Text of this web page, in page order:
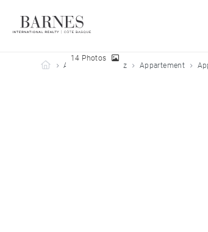
Barnes Côte Basque
Acheter Biarritz Appartement
14 Photos